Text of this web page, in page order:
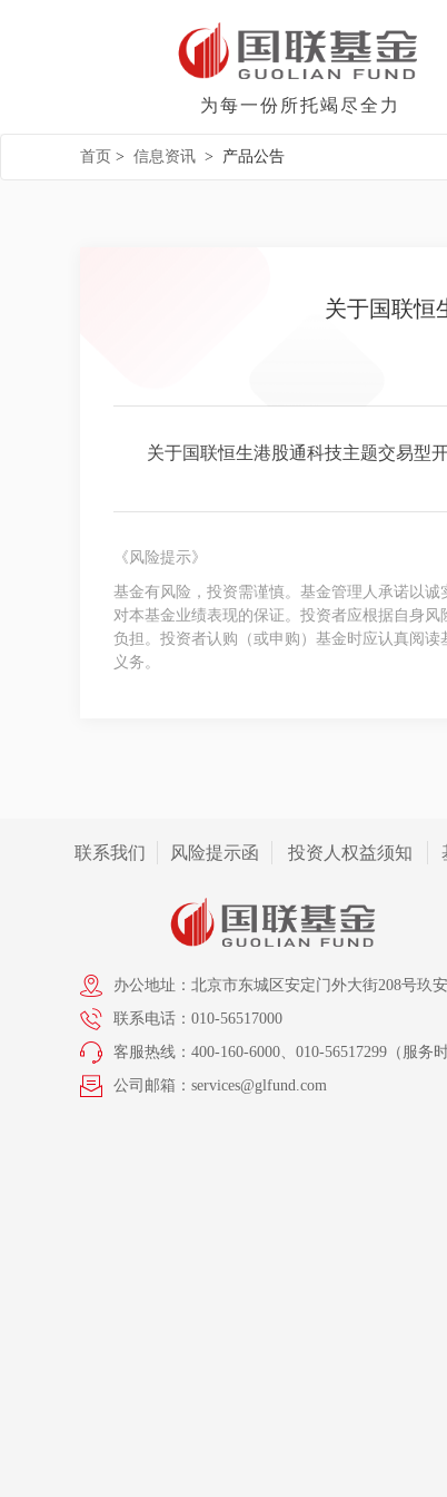
为每一份所托竭尽全力
首页 > 信息资讯 > 产品公告
关于国联恒
关于国联恒生港股通科技主题交易型
《风险提示》
基金有风险，投资需谨慎。基金管理人承诺以
对本基金业绩表现的保证。投资者应根据自身
负担。投资者认购（或申购）基金时应认真阅
义务。
联系我们 风险提示函 投资人权益须知
办公地址：北京市东城区安定门外大街208号玖
联系电话：010-56517000
客服热线：400-160-6000、010-56517299（服务
公司邮箱：services@glfund.com